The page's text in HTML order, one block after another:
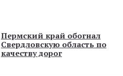
Пермский край обогнал
Свердловскую область по
качеству дорог